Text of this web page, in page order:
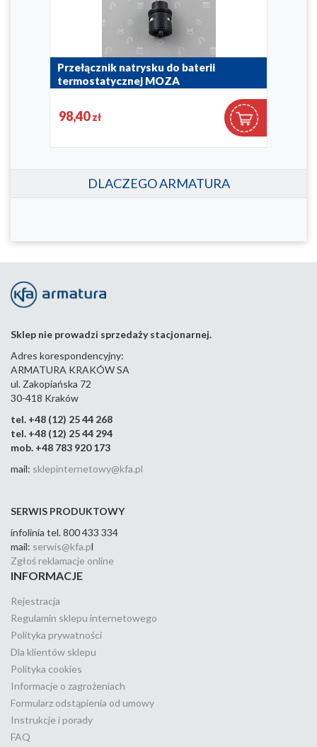
Przełącznik natrysku do baterii
termostatycznej MOZA
98,40zł
DLACZEGO ARMATURA
Sklep nie prowadzi sprzedaży stacjonarnej.
Adres korespondencyjny:
ARMATURA KRAKÓW SA
ul. Zakopiańska 72
30-418 Kraków
tel. +48 (12) 25 44 268
tel. +48 (12) 25 44 294
mob. +48 783 920 173
mail: sklepinternetowy@kfa.pl
SERWIS PRODUKTOWY
infolinia tel. 800 433 334
mail: serwis@kfa.pl
Zgłoś reklamacje online
INFORMACJE
Rejestracja
Regulamin sklepu internetowego
Polityka prywatności
Dla klientów sklepu
Polityka cookies
Informacje o zagrożeniach
Formularz odstąpienia od umowy
Instrukcje i porady
FAQ